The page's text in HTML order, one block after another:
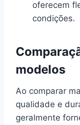
oferecem
condições.
modelos
Ao comparar
qualidade e
geralmente